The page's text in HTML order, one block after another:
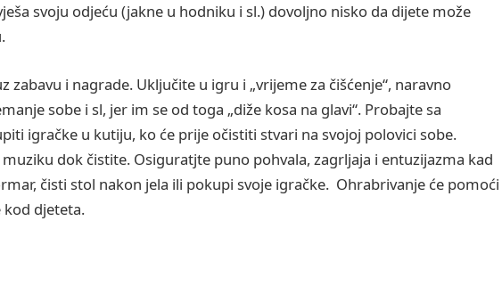
svoju odjeću (jakne u hodniku i sl.) dovoljno nisko da dijete može
zabavu i nagrade. Uključite u igru i „vrijeme za čišćenje“, naravno
sobe i sl, jer im se od toga „diže kosa na glavi“. Probajte sa
igračke u kutiju, ko će prije očistiti stvari na svojoj polovici sobe.
dok čistite. Osiguratjte puno pohvala, zagrljaja i entuzijazma kad
čisti stol nakon jela ili pokupi svoje igračke. Ohrabrivanje će pomoći
djeteta.